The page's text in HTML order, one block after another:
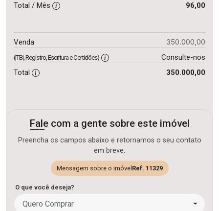
Total / Mês
96,00
Venda 350.000,00
(ITBI, Registro, Escritura e Certidões)
Consulte-nos
Total
350.000,00
Fale com a gente sobre este imóvel
Preencha os campos abaixo e retornamos o seu contato
em breve.
Mensagem sobre o imóvelRef. 11329
O que você deseja?
Quero Comprar